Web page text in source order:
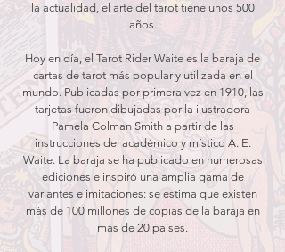
la actualidad, el arte del tarot tiene unos 500
años.
Hoy en día, el Tarot Rider Waite es la baraja de
cartas de tarot más popular y utilizada en el
mundo. Publicadas por primera vez en 1910, las
tarjetas fueron dibujadas por la ilustradora
Pamela Colman Smith a partir de las
instrucciones del académico y místico A. E.
Waite. La baraja se ha publicado en numerosas
ediciones e inspiró una amplia gama de
variantes e imitaciones: se estima que existen
más de 100 millones de copias de la baraja en
más de 20 países.